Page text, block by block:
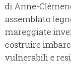
di Anne-
assemblato
mareggiate
costruire
vulnerabili e